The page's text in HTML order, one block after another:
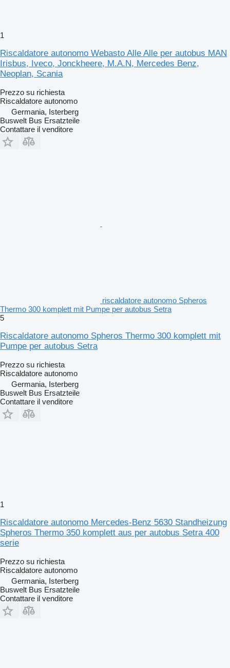
1
Riscaldatore autonomo Webasto Alle Alle per autobus MAN
Irisbus, Iveco, Jonckheere, M.A.N, Mercedes Benz,
Neoplan, Scania
Prezzo su richiesta
Riscaldatore autonomo
Germania, Isterberg
Buswelt Bus Ersatzteile
Contattare il venditore
riscaldatore autonomo Spheros
Thermo 300 komplett mit Pumpe per autobus Setra
5
Riscaldatore autonomo Spheros Thermo 300 komplett mit
Pumpe per autobus Setra
Prezzo su richiesta
Riscaldatore autonomo
Germania, Isterberg
Buswelt Bus Ersatzteile
Contattare il venditore
1
Riscaldatore autonomo Mercedes-Benz 5630 Standheizung
Spheros Thermo 350 komplett aus per autobus Setra 400
serie
Prezzo su richiesta
Riscaldatore autonomo
Germania, Isterberg
Buswelt Bus Ersatzteile
Contattare il venditore